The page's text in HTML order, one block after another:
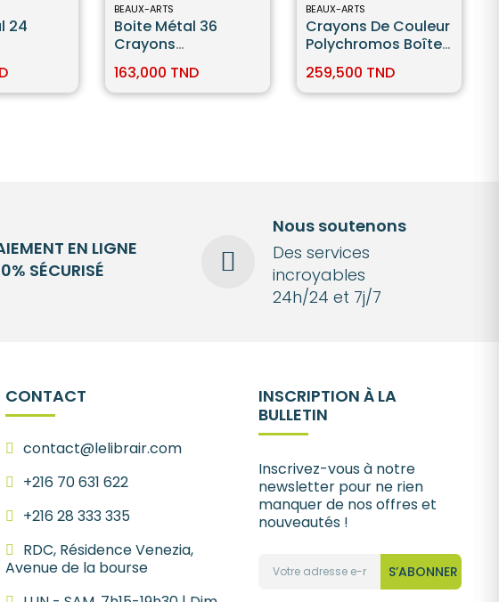
24
BEAUX-ARTS
Boite Métal 36
Crayons
Faber Castell
163,000 TND
BEAUX-ARTS
Crayons De Couleur
Polychromos Boîte
Faber-Castell
259,500 TND
EN LIGNE
SÉCURISÉ
Nous soutenons
Des services
incroyables
24h/24 et 7j/7
CONTACT
contact@lelibrair.com
+216 70 631 622
+216 28 333 335
RDC, Résidence Venezia,
Avenue de la bourse
INSCRIPTION À LA
BULLETIN
Inscrivez-vous à notre
newsletter pour ne rien
manquer de nos offres et
nouveautés !
S’ABONNER